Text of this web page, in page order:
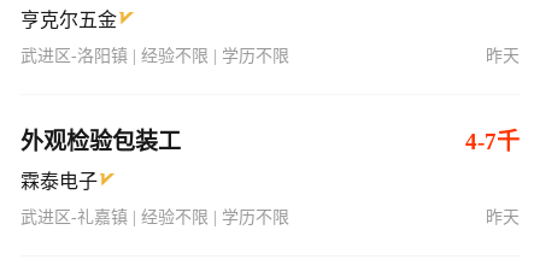
亨克尔五金
武进区-洛阳镇 | 经验不限 | 学历不限 昨天
外观检验包装工 4-7千
霖泰电子
武进区-礼嘉镇 | 经验不限 | 学历不限 昨天